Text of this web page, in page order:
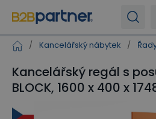
/ Kancelářský nábytek /
Kancelářský regál s
BLOCK, 1600 x 400 x